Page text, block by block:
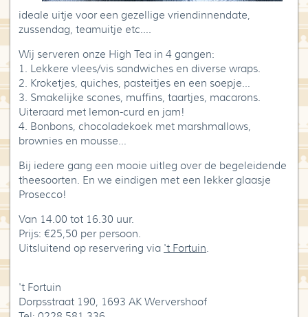
ideale uitje voor een gezellige vriendinnendate,
zussendag, teamuitje etc….
Wij serveren onze High Tea in 4 gangen:
1. Lekkere vlees/vis sandwiches en diverse wraps.
2. Kroketjes, quiches, pasteitjes en een soepje…
3. Smakelijke scones, muffins, taartjes, macarons.
Uiteraard met lemon-curd en jam!
4. Bonbons, chocoladekoek met marshmallows,
brownies en mousse…
Bij iedere gang een mooie uitleg over de begeleidende
theesoorten. En we eindigen met een lekker glaasje
Prosecco!
Van 14.00 tot 16.30 uur.
Prijs: €25,50 per persoon.
Uitsluitend op reservering via 't Fortuin
't Fortuin
Dorpsstraat 190, 1693 AK Wervershoof